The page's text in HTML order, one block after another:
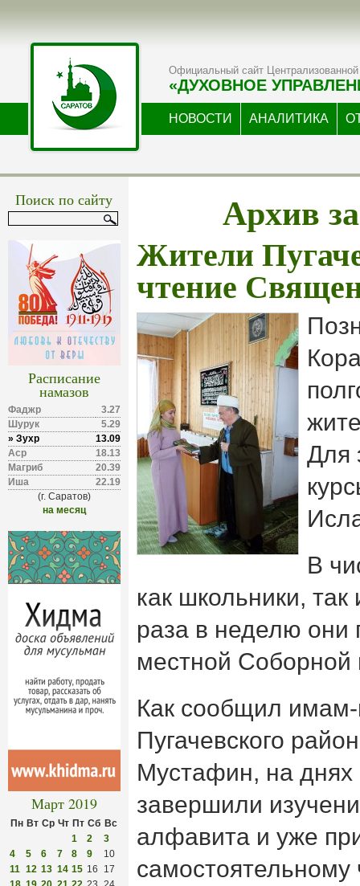
Официальный сайт Централизованной
«ДУХОВНОЕ
НОВОСТИ АНАЛИТИКА
Поиск по сайту
Расписание
намазов
Фаджр
3.27
Шурук
5.29
» Зухр
13.09
Аср
18.13
Магриб
20.39
Иша
22.19
(г. Саратов)
на месяц
Март 2019
Пн Вт Ср Чт Пт Сб Вс
1
2
3
4
5 6 7 8 9
10
11 12 13 14 15 16
17
Архив
Жители
чтение
Для
В
как школьники,
раза в неделю они
местной Соборной
Как сообщил
Пугачевского
Мустафин, на
завершили
алфавита и уже